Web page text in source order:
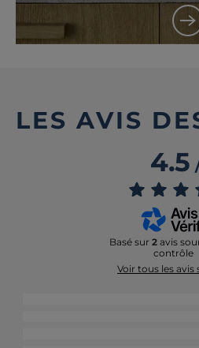
LES AVIS
4.5
Basé sur 2 avis
contrôle
Voir tous les avis